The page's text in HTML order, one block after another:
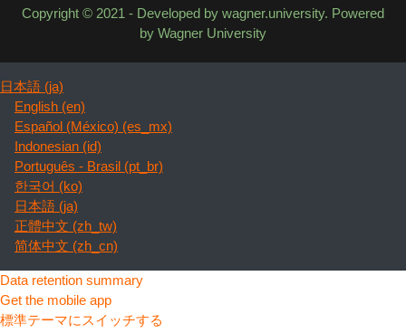
Copyright © 2021 - Developed by wagner.university. Powered
by Wagner University
日本語 ‎(ja)‎
English ‎(en)‎
Español (México) ‎(es_mx)‎
Indonesian ‎(id)‎
Português - Brasil ‎(pt_br)‎
한국어 ‎(ko)‎
日本語 ‎(ja)‎
正體中文 ‎(zh_tw)‎
简体中文 ‎(zh_cn)‎
Data retention summary
Get the mobile app
標準テーマにスイッチする